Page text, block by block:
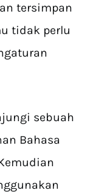
tersimpan
tidak perlu
sebuah
Bahasa